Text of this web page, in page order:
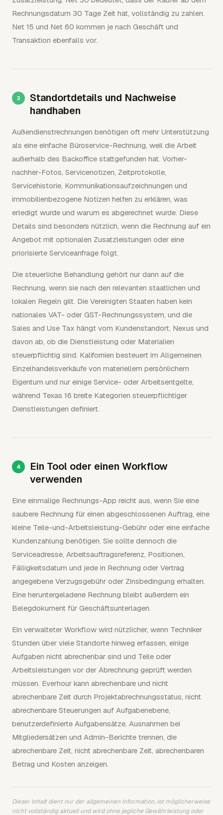
Rechnungsdatum 30 Tage Zeit hat, vollständig zu zahlen.
Net 15 und Net 60 kommen je nach Geschäft und
Transaktion ebenfalls vor.
Standortdetails und Nachweise
handhaben
Außendienstrechnungen benötigen oft mehr Unterstützung
als eine einfache Büroservice-Rechnung, weil die Arbeit
außerhalb des Backoffice stattgefunden hat. Vorher-
nachher-Fotos, Servicenotizen, Zeitprotokolle,
Servicehistorie, Kommunikationsaufzeichnungen und
immobilienbezogene Notizen helfen zu erklären, was
erledigt wurde und warum es abgerechnet wurde. Diese
Details sind besonders nützlich, wenn die Rechnung auf ein
Angebot mit optionalen Zusatzleistungen oder eine
priorisierte Serviceanfrage folgt.
Die steuerliche Behandlung gehört nur dann auf die
Rechnung, wenn sie nach den relevanten staatlichen und
lokalen Regeln gilt. Die Vereinigten Staaten haben kein
nationales VAT- oder GST-Rechnungssystem, und die
Sales and Use Tax hängt vom Kundenstandort, Nexus und
davon ab, ob die Dienstleistung oder Materialien
steuerpflichtig sind. Kalifornien besteuert im Allgemeinen
Einzelhandelsverkäufe von materiellem persönlichem
Eigentum und nur einige Service- oder Arbeitsentgelte,
während Texas 16 breite Kategorien steuerpflichtiger
Dienstleistungen definiert.
Ein Tool oder einen Workflow
verwenden
Eine einmalige Rechnungs-App reicht aus, wenn Sie eine
saubere Rechnung für einen abgeschlossenen Auftrag, eine
kleine Teile-und-Arbeitsleistung-Gebühr oder eine einfache
Kundenzahlung benötigen. Sie sollte dennoch die
Serviceadresse, Arbeitsauftragsreferenz, Positionen,
Fälligkeitsdatum und jede in Rechnung oder Vertrag
angegebene Verzugsgebühr oder Zinsbedingung erhalten.
Eine heruntergeladene Rechnung bleibt außerdem ein
Belegdokument für Geschäftsunterlagen.
Ein verwalteter Workflow wird nützlicher, wenn Techniker
Stunden über viele Standorte hinweg erfassen, einige
Aufgaben nicht abrechenbar sind und Teile oder
Arbeitsleistungen vor der Abrechnung geprüft werden
müssen. Everhour kann abrechenbare und nicht
abrechenbare Zeit durch Projektabrechnungsstatus, nicht
abrechenbare Steuerungen auf Aufgabenebene,
benutzerdefinierte Aufgabensätze, Ausnahmen bei
Mitgliedersätzen und Admin-Berichte trennen, die
abrechenbare Zeit, nicht abrechenbare Zeit, abrechenbaren
Betrag und Kosten anzeigen.
Dieser Inhalt dient nur der allgemeinen Information, ist möglicherweise
nicht vollständig aktuell und wird ohne jegliche Gewährleistung oder